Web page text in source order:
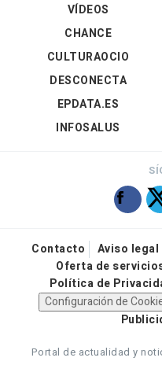
VÍDEOS
CHANCE
CULTURAOCIO
DESCONECTA
EPDATA.ES
INFOSALUS
Contacto Aviso legal
Oferta de
Política de
Configuración de
Portal de actualidad y